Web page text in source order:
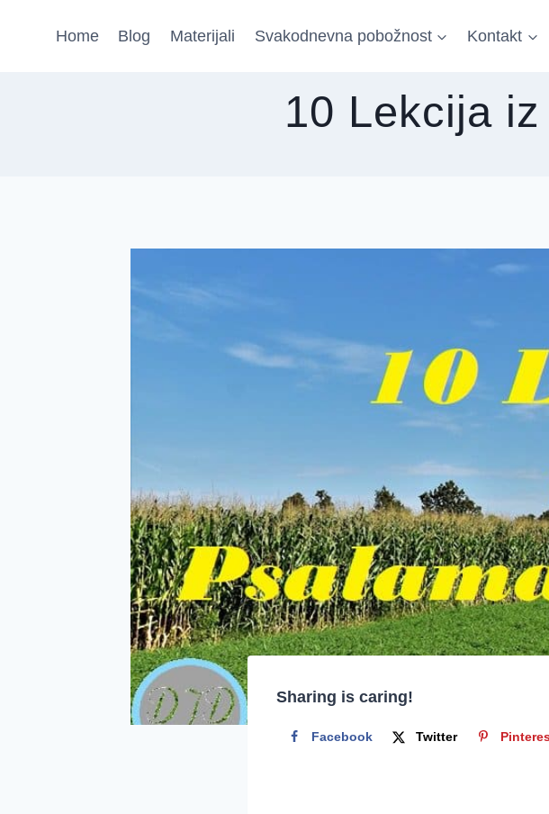
Home Blog Materijali Svakodnevna pobožnost Kontakt
10 Lekcija
Sharing is caring!
Facebook Twitter